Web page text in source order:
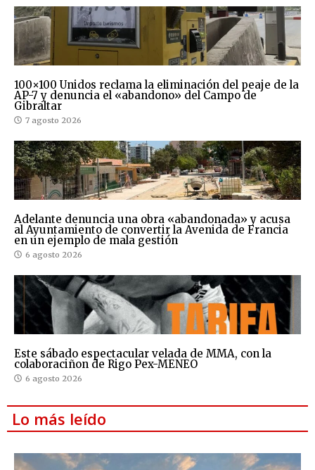
100×100 Unidos reclama la eliminación del peaje de la
AP-7 y denuncia el «abandono» del Campo de
Gibraltar
7 agosto 2026
Adelante denuncia una obra «abandonada» y acusa
al Ayuntamiento de convertir la Avenida de Francia
en un ejemplo de mala gestión
6 agosto 2026
Este sábado espectacular velada de MMA, con la
colaboraciñon de Rigo Pex-MENEO
6 agosto 2026
Lo más leído